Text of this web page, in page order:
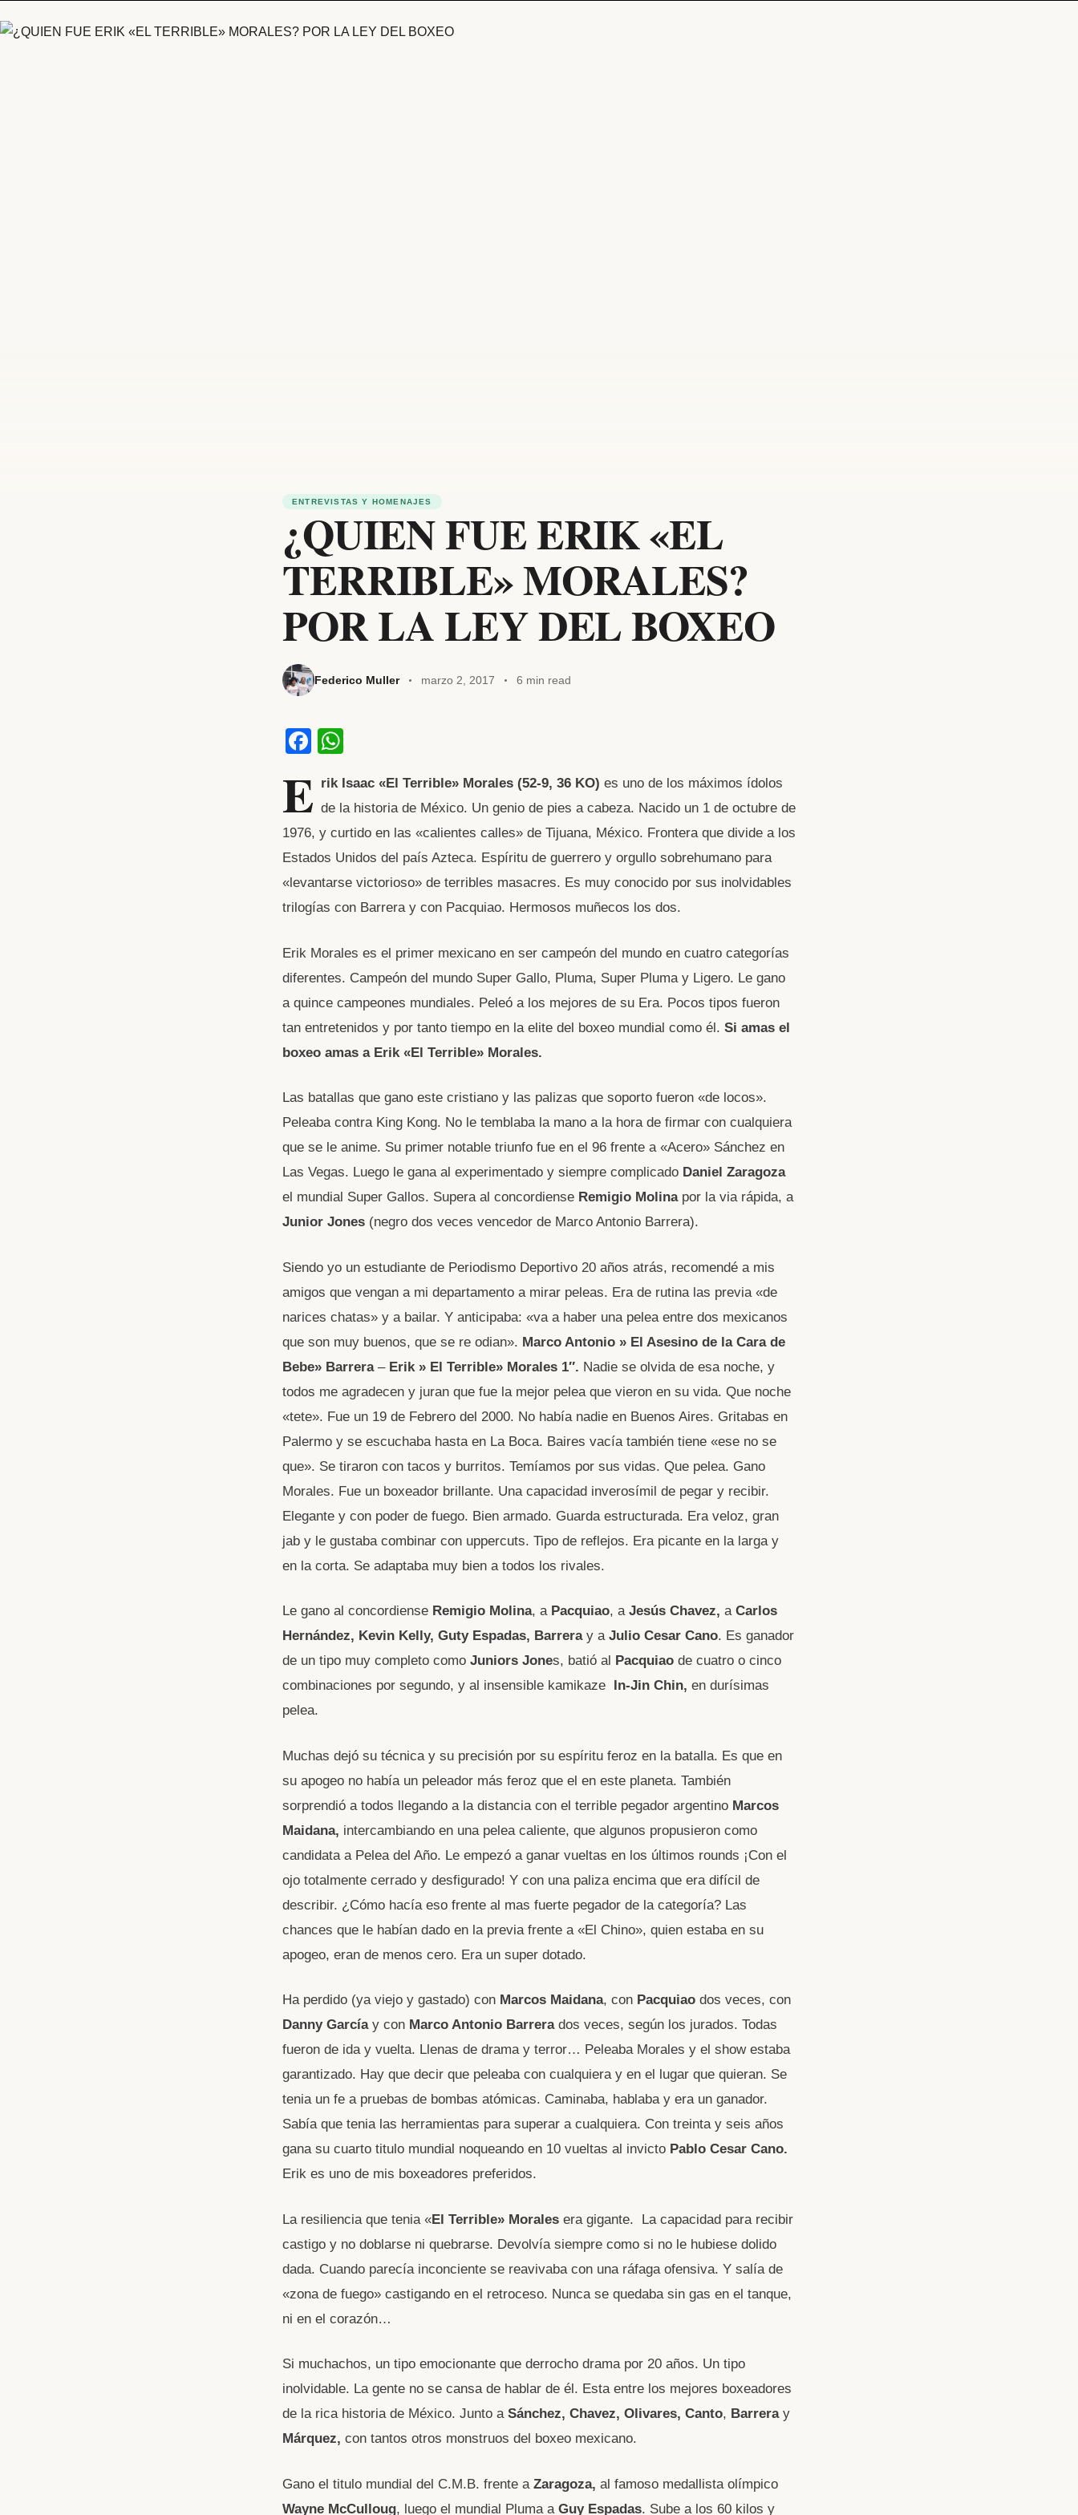
ENTREVISTAS Y HOMENAJES
¿QUIEN FUE ERIK «EL
TERRIBLE» MORALES?
POR LA LEY DEL BOXEO
Federico Muller marzo 2, 2017 6 min read
F
c
e
b
o
o
k
at
s
A
p
p
E rik Isaac «El Terrible» Morales (52-9, 36 KO) es uno de los máximos ídolos
de la historia de México. Un genio de pies a cabeza. Nacido un 1 de octubre de
1976, y curtido en las «calientes calles» de Tijuana, México. Frontera que divide a los
Estados Unidos del país Azteca. Espíritu de guerrero y orgullo sobrehumano para
«levantarse victorioso» de terribles masacres. Es muy conocido por sus inolvidables
trilogías con Barrera y con Pacquiao. Hermosos muñecos los dos.
Erik Morales es el primer mexicano en ser campeón del mundo en cuatro categorías
diferentes. Campeón del mundo Super Gallo, Pluma, Super Pluma y Ligero. Le gano
a quince campeones mundiales. Peleó a los mejores de su Era. Pocos tipos fueron
tan entretenidos y por tanto tiempo en la elite del boxeo mundial como él. Si amas el
boxeo amas a Erik «El Terrible» Morales.
Las batallas que gano este cristiano y las palizas que soporto fueron «de locos».
Peleaba contra King Kong. No le temblaba la mano a la hora de firmar con cualquiera
que se le anime. Su primer notable triunfo fue en el 96 frente a «Acero» Sánchez en
Las Vegas. Luego le gana al experimentado y siempre complicado Daniel Zaragoza
el mundial Super Gallos. Supera al concordiense Remigio Molinapor la via rápida, a
Junior Jones (negro dos veces vencedor de Marco Antonio Barrera).
Siendo yo un estudiante de Periodismo Deportivo 20 años atrás, recomendé a mis
amigos que vengan a mi departamento a mirar peleas. Era de rutina las previa «de
narices chatas» y a bailar. Y anticipaba: «va a haber una pelea entre dos mexicanos
que son muy buenos, que se re odian». Marco Antonio » El Asesino de la Cara de
Bebe» Barrera–Erik » El Terrible» Morales 1″. Nadie se olvida de esa noche, y
todos me agradecen y juran que fue la mejor pelea que vieron en su vida. Que noche
«tete». Fue un 19 de Febrero del 2000. No había nadie en Buenos Aires. Gritabas en
Palermo y se escuchaba hasta en La Boca. Baires vacía también tiene «ese no se
que». Se tiraron con tacos y burritos. Temíamos por sus vidas. Que pelea. Gano
Morales. Fue un boxeador brillante. Una capacidad inverosímil de pegar y recibir.
Elegante y con poder de fuego. Bien armado. Guarda estructurada. Era veloz, gran
jab y le gustaba combinar con uppercuts. Tipo de reflejos. Era picante en la larga y
en la corta. Se adaptaba muy bien a todos los rivales.
Le gano al concordiense Remigio Molina, a Pacquiao, a Jesús Chavez, aCarlos
Hernández, Kevin Kelly, Guty Espadas, Barrera y aJulio Cesar Cano. Es ganador
de un tipo muy completo como Juniors Jones, batió al Pacquiao de cuatro o cinco
combinaciones por segundo, y al insensible kamikaze In-Jin Chin, en durísimas
pelea.
Muchas dejó su técnica y su precisión por su espíritu feroz en la batalla. Es que en
su apogeo no había un peleador más feroz que el en este planeta. También
sorprendió a todos llegando a la distancia con el terrible pegador argentino Marcos
Maidana, intercambiando en una pelea caliente, que algunos propusieron como
candidata a Pelea del Año. Le empezó a ganar vueltas en los últimos rounds ¡Con el
ojo totalmente cerrado y desfigurado! Y con una paliza encima que era difícil de
describir. ¿Cómo hacía eso frente al mas fuerte pegador de la categoría? Las
chances que le habían dado en la previa frente a «El Chino», quien estaba en su
apogeo, eran de menos cero. Era un super dotado.
Ha perdido (ya viejo y gastado) con Marcos Maidana, con Pacquiao dos veces, con
Danny Garcíay con Marco Antonio Barrerados veces, según los jurados. Todas
fueron de ida y vuelta. Llenas de drama y terror… Peleaba Morales y el show estaba
garantizado. Hay que decir que peleaba con cualquiera y en el lugar que quieran. Se
tenia un fe a pruebas de bombas atómicas. Caminaba, hablaba y era un ganador.
Sabía que tenia las herramientas para superar a cualquiera. Con treinta y seis años
gana su cuarto titulo mundial noqueando en 10 vueltas al invicto Pablo Cesar Cano.
Erik es uno de mis boxeadores preferidos.
La resiliencia que tenia «El Terrible» Morales era gigante. La capacidad para recibir
castigo y no doblarse ni quebrarse. Devolvía siempre como si no le hubiese dolido
dada. Cuando parecía inconciente se reavivaba con una ráfaga ofensiva. Y salía de
«zona de fuego» castigando en el retroceso. Nunca se quedaba sin gas en el tanque,
ni en el corazón…
Si muchachos, un tipo emocionante que derrocho drama por 20 años. Un tipo
inolvidable. La gente no se cansa de hablar de él. Esta entre los mejores boxeadores
de la rica historia de México. Junto aSánchez, Chavez, Olivares, Canto, Barrera y
Márquez, con tantos otros monstruos del boxeo mexicano.
Gano el titulo mundial del C.M.B. frente a Zaragoza, al famoso medallista olímpico
Wayne McCulloug, luego el mundial Pluma a Guy Espadas. Sube a los 60 kilos y